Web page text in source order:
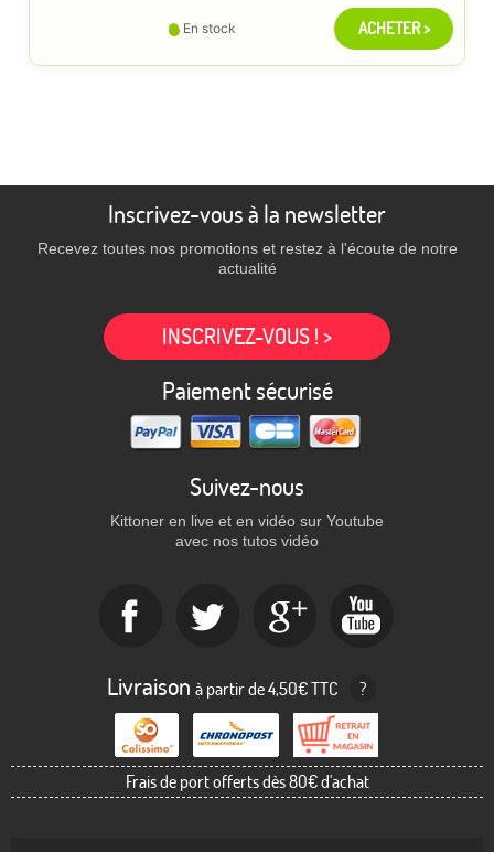
En stock ACHETER >
Inscrivez-vous à la newsletter
Recevez toutes nos promotions et restez à l'écoute de notre
actualité
INSCRIVEZ-VOUS ! >
Paiement sécurisé
Suivez-nous
Kittoner en live et en vidéo sur Youtube
avec nos tutos vidéo
Livraison à partir de 4,50€ TTC ?
Frais de port offerts dès 80€ d'achat